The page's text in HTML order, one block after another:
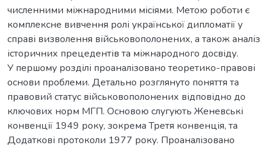
численними міжнародними місіями. Метою роботи є
комплексне вивчення ролі української дипломатії у
справі визволення військовополонених, а також аналіз
історичних прецедентів та міжнародного досвіду.
У першому розділі проаналізовано теоретико-правові
основи проблеми. Детально розглянуто поняття та
правовий статус військовополонених відповідно до
ключових норм МГП. Основою слугують Женевські
конвенції 1949 року, зокрема Третя конвенція, та
Додаткові протоколи 1977 року. Проаналізовано